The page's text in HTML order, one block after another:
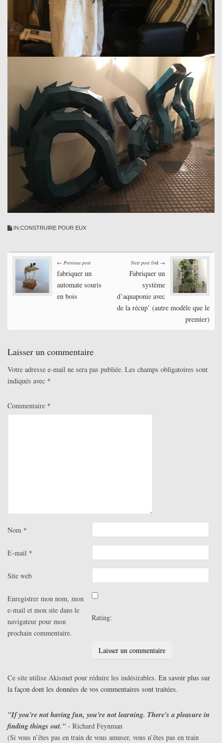
IN:CONSTRUIRE POUR EUX
Post
navigation
← Previous post
fabriquer un
automate souris
en bois
Next post link →
Fabriquer un
système
d’aquaponie avec
de la récup’ (autre modèle que le
premier)
Laisser un commentaire
Votre adresse e-mail ne sera pas publiée. Les champs obligatoires sont
indiqués avec *
Commentaire *
Nom *
E-mail *
Site web
Enregistrer mon nom, mon
e-mail et mon site dans le
navigateur pour mon
prochain commentaire.
Rating:
Ce site utilise Akismet pour réduire les indésirables. En savoir plus sur
la façon dont les données de vos commentaires sont traitées.
"If you're not having fun, you're not learning. There's a pleasure in
finding things out." - Richard Feynman
(Si vous n’êtes pas en train de vous amuser, vous n’êtes pas en train